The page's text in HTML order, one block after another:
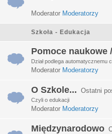
Moderator Moderatorzy
Szkoła - Edukacja
Pomoce naukowe
Dział podlega automatycznemu
Moderator Moderatorzy
O Szkole... Ostatni
Czyli o edukacji
Moderator Moderatorzy
Międzynarodowo